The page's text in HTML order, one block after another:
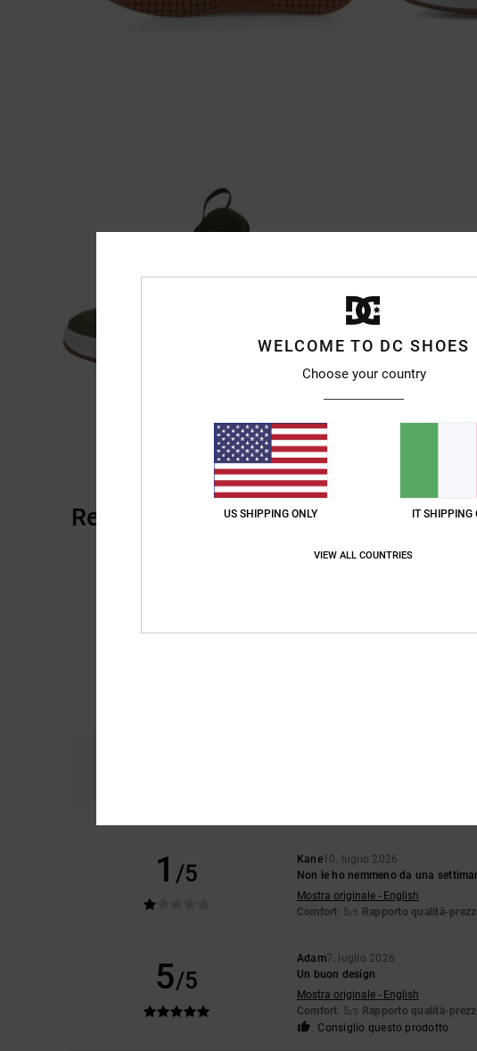
Recensioni dei clienti
1 /5
Kane10. luglio 2026
Non le ho nemmeno da una
Mostra originale - English
Comfort: 5/5 Rapporto qualità-
5/5
Adam7. luglio 2026
Un buon design
Mostra originale - English
Comfort: 5/5 Rapporto qualità-
Consiglio questo prodotto
WELCOME TO DC SHOES
Choose your country
US SHIPPING ONLY IT SHIPPING
VIEW ALL COUNTRIES